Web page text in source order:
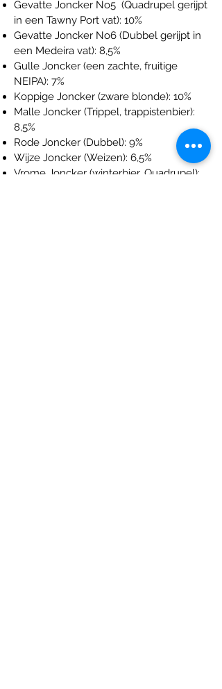
Gevatte Joncker No5 (Quadrupel gerijpt
in een Tawny Port vat): 10%
Gevatte Joncker No6 (Dubbel gerijpt in
een Medeira vat): 8,5%
Gulle Joncker (een zachte, fruitige
NEIPA): 7%
Koppige Joncker (zware blonde): 10%
Malle Joncker (Trippel, trappistenbier):
8,5%
Rode Joncker (Dubbel): 9%
Wijze Joncker (Weizen): 6,5%
Vrome Joncker (winterbier, Quadrupel):